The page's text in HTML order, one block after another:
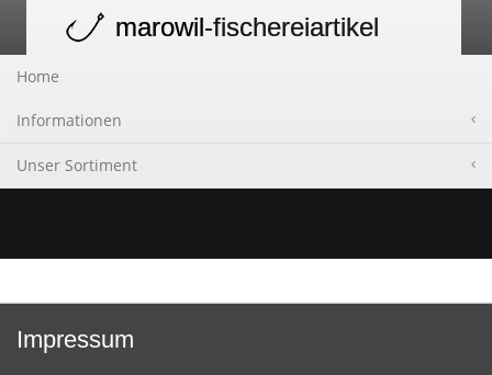
navigation
marowil-fischereiartikel
Home
Informationen
Unser Sortiment
Impressum